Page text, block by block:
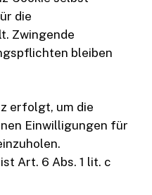
die
Zwingende
bleiben
erfolgt, um die
Einwilligungen für
Art. 6 Abs. 1 lit. c